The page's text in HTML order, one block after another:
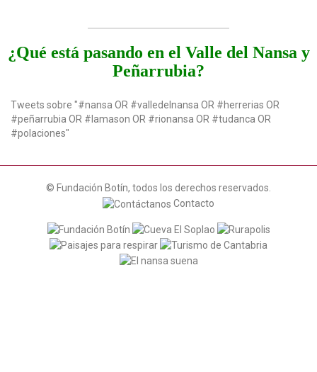
¿Qué está pasando en el Valle del Nansa y
Peñarrubia?
Tweets sobre "#nansa OR #valledelnansa OR #herrerias OR
#peñarrubia OR #lamason OR #rionansa OR #tudanca OR
#polaciones"
© Fundación Botín, todos los derechos reservados.
Contacto